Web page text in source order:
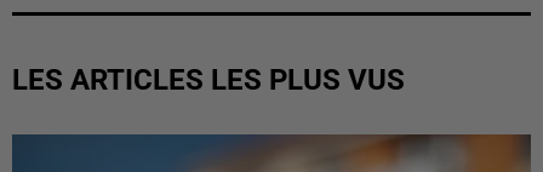
LES ARTICLES LES PLUS VUS